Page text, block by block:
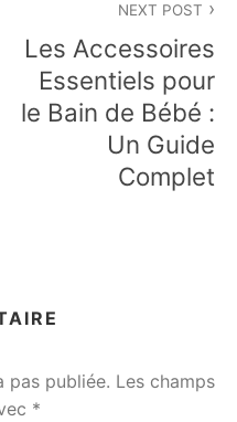
NEXT POST
Les Accessoires
Essentiels pour
le Bain de Bébé :
Un Guide
Complet
pas publiée. Les champs
*